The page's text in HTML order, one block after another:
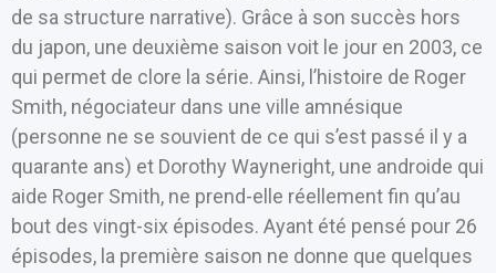
de sa structure narrative). Grâce à son succès hors
du japon, une deuxième saison voit le jour en 2003, ce
qui permet de clore la série. Ainsi, l’histoire de Roger
Smith, négociateur dans une ville amnésique
(personne ne se souvient de ce qui s’est passé il y a
quarante ans) et Dorothy Wayneright, une androide qui
aide Roger Smith, ne prend-elle réellement fin qu’au
bout des vingt-six épisodes. Ayant été pensé pour 26
épisodes, la première saison ne donne que quelques